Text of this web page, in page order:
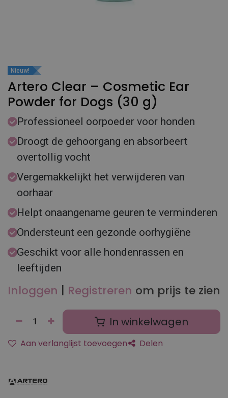
Nieuw!
Artero Clear – Cosmetic Ear
Powder for Dogs (30 g)
Professioneel oorpoeder voor honden
Droogt de gehoorgang en absorbeert
overtollig vocht
Vergemakkelijkt het verwijderen van
oorhaar
Helpt onaangename geuren te verminderen
Ondersteunt een gezonde oorhygiëne
Geschikt voor alle hondenrassen en
leeftijden
Inloggen | Registreren om prijs te zien
In winkelwagen
Aan verlanglijst toevoegen Delen